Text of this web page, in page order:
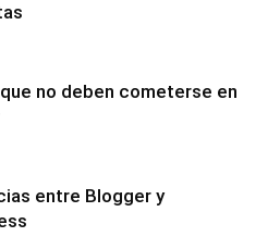
no deben cometerse en
entre Blogger y